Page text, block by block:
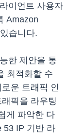
이언트 사용자
Amazon
습니다.
한 제안을 통
최적화할 수
운 트래픽 인
픽을 라우팅
게 파악한 다
53 IP 기반 라